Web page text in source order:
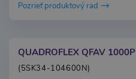
Pozrieť produktový rad
QUADROFLEX QFAV 1000P
(5SK34-104600N)